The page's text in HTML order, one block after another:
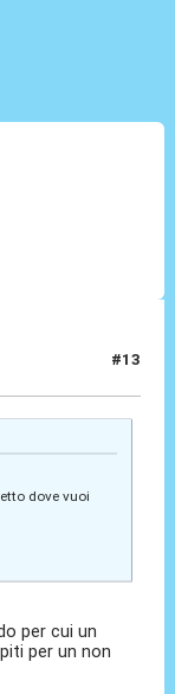
#13
dove vuoi
per cui un
per un non